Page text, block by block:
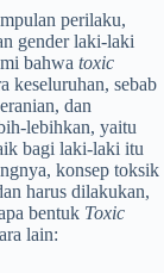
perilaku,
gender laki-laki
bahwa toxic
keseluruhan, sebab
dan
lebihkan, yaitu
bagi laki-laki itu
konsep toksik
harus dilakukan,
bentuk Toxic
lain: